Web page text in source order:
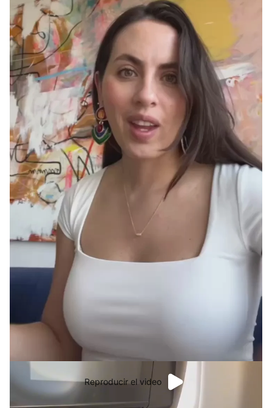
Reproducir el video